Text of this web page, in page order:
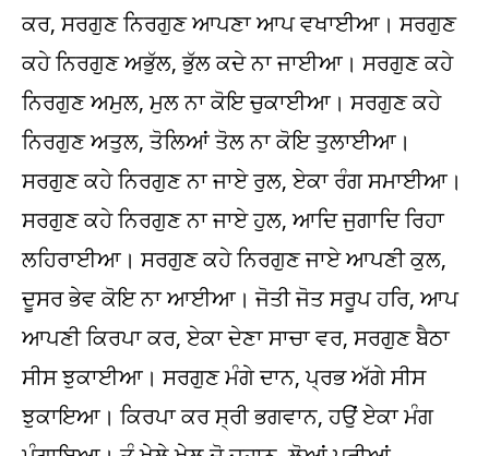
ਕਰ, ਸਰਗੁਣ ਨਿਰਗੁਣ ਆਪਣਾ ਆਪ ਵਖਾਈਆ। ਸਰਗੁਣ
ਕਹੇ ਨਿਰਗੁਣ ਅਭੁੱਲ, ਭੁੱਲ ਕਦੇ ਨਾ ਜਾਈਆ। ਸਰਗੁਣ ਕਹੇ
ਨਿਰਗੁਣ ਅਮੁਲ, ਮੁਲ ਨਾ ਕੋਇ ਚੁਕਾਈਆ। ਸਰਗੁਣ ਕਹੇ
ਨਿਰਗੁਣ ਅਤੁਲ, ਤੋਲਿਆਂ ਤੋਲ ਨਾ ਕੋਇ ਤੁਲਾਈਆ।
ਸਰਗੁਣ ਕਹੇ ਨਿਰਗੁਣ ਨਾ ਜਾਏ ਰੁਲ, ਏਕਾ ਰੰਗ ਸਮਾਈਆ।
ਸਰਗੁਣ ਕਹੇ ਨਿਰਗੁਣ ਨਾ ਜਾਏ ਹੁਲ, ਆਦਿ ਜੁਗਾਦਿ ਰਿਹਾ
ਲਹਿਰਾਈਆ। ਸਰਗੁਣ ਕਹੇ ਨਿਰਗੁਣ ਜਾਏ ਆਪਣੀ ਕੁਲ,
ਦੂਸਰ ਭੇਵ ਕੋਇ ਨਾ ਆਈਆ। ਜੋਤੀ ਜੋਤ ਸਰੂਪ ਹਰਿ, ਆਪ
ਆਪਣੀ ਕਿਰਪਾ ਕਰ, ਏਕਾ ਦੇਣਾ ਸਾਚਾ ਵਰ, ਸਰਗੁਣ ਬੈਠਾ
ਸੀਸ ਝੁਕਾਈਆ। ਸਰਗੁਣ ਮੰਗੇ ਦਾਨ, ਪ੍ਰਭ ਅੱਗੇ ਸੀਸ
ਝੁਕਾਇਆ। ਕਿਰਪਾ ਕਰ ਸ੍ਰੀ ਭਗਵਾਨ, ਹਉਂ ਏਕਾ ਮੰਗ